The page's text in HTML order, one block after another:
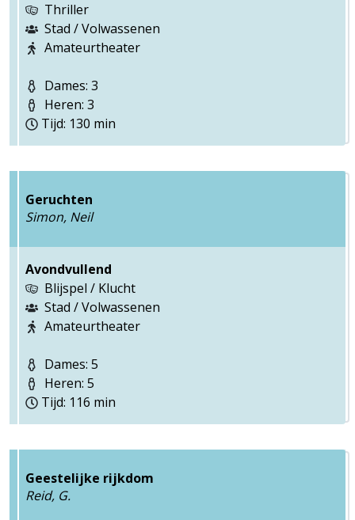
Thriller
Stad / Volwassenen
Amateurtheater
Dames: 3
Heren: 3
Tijd: 130 min
Geruchten
Simon, Neil
Avondvullend
Blijspel / Klucht
Stad / Volwassenen
Amateurtheater
Dames: 5
Heren: 5
Tijd: 116 min
Geestelijke rijkdom
Reid, G.